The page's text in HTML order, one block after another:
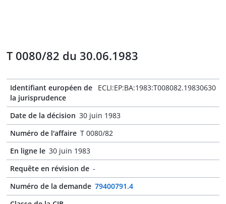
T 0080/82 du 30.06.1983
Identifiant européen de
la jurisprudence
ECLI:EP:BA:1983:T008082.19830630
Date de la décision 30 juin 1983
Numéro de l'affaire T 0080/82
En ligne le 30 juin 1983
Requête en révision de -
Numéro de la demande 79400791.4